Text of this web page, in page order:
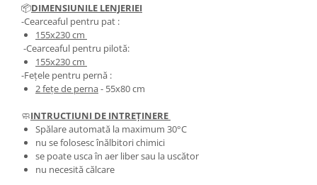
📦DIMENSIUNILE LENJERIEI
-Cearceaful pentru pat :
155x230 cm
-Cearceaful pentru pilotă:
155x230 cm
-Fețele pentru pernă :
2 fețe de perna- 55x80 cm
🧼INTRUCTIUNI DE INTREȚINERE
Spălare automată la maximum 30°C
nu se folosesc înălbitori chimici
se poate usca în aer liber sau la uscător
nu necesită călcare